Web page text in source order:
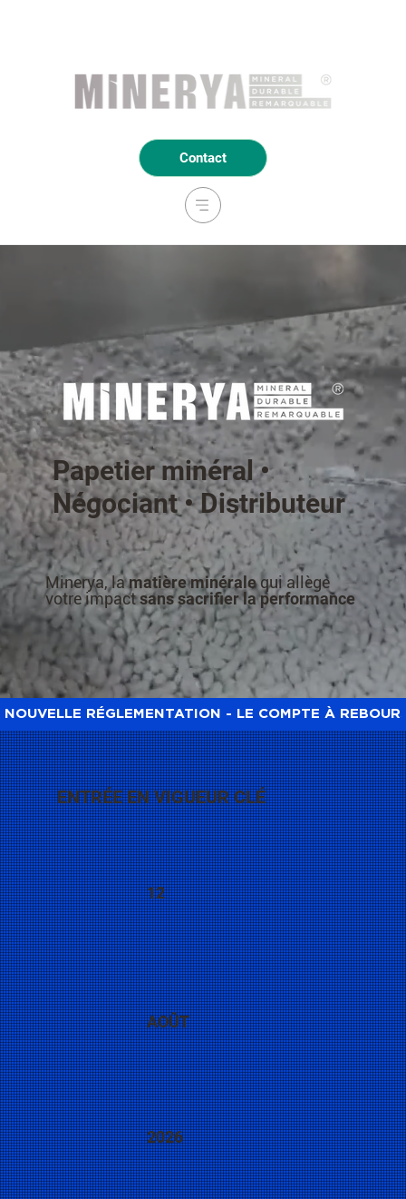
Papetier minéral •
Négociant • Distributeur
Minerya, lamatière minéralequi allège
votre impactsans sacrifier la performance
NOUVELLE RÉGLEMENTATION - LE COMPTE À
ENTRÉE EN VIGUEUR CLÉ
12
AOÛT
2026